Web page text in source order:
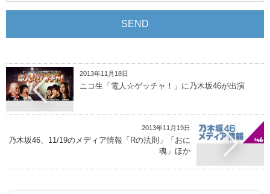
2013年11月18日
ニコ生「電人☆ゲッチャ！」に乃木坂46が出演
2013年11月19日
乃木坂46、11/19のメディア情報「Rの法則」「おに
魂」ほか